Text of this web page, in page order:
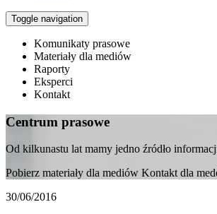
Toggle navigation
Komunikaty prasowe
Materiały dla mediów
Raporty
Eksperci
Kontakt
Centrum prasowe
Od kilkunastu lat mamy jedno źródło
Pobierz materiały dla mediów Kontakt dla
30/06/2016